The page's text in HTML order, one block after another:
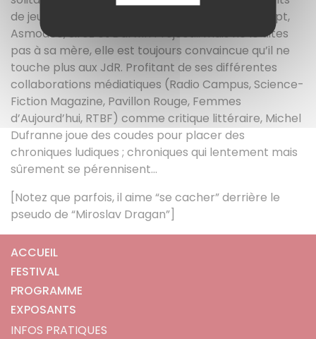
de jeux de rôles pour Multisim, Halloween Concept,
Asmodee, Siroz et Darwin Project… mais ne le dites
pas à sa mère, elle est toujours convaincue qu’il ne
touche plus aux JdR. Profitant de ses différentes
collaborations médiatiques (Radio Campus, Science-
Fiction Magazine, Pavillon Rouge, Femmes
d’Aujourd’hui, RTBF) comme critique littéraire, Michel
Dufranne joue des coudes pour placer des
chroniques ludiques ; chroniques qui lentement mais
sûrement se pérennisent…
[Notez que parfois, il aime “se cacher” derrière le
pseudo de “Miroslav Dragan”]
ACCUEIL
FESTIVAL
PROGRAMME
EXPOSANTS
INFOS PRATIQUES